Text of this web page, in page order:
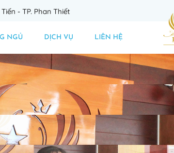
- TP. Phan Thiết
NGỦ DỊCH VỤ LIÊN HỆ